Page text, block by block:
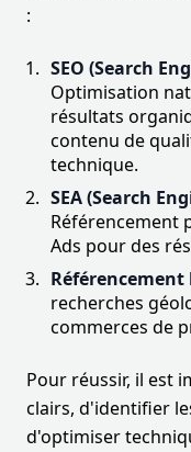
:
SEO (Search
Optimisation
résultats
contenu de
technique.
SEA (Search
Référencement
Ads pour des
Référencement
recherches
commerces de
Pour réussir, il est
clairs, d'identifier
d'optimiser